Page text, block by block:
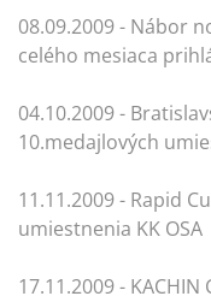
08.09.2009 - Nábor
celého mesiaca
04.10.2009 -
10.medajlových
11.11.2009 - Rapid
umiestnenia KK OSA
17.11.2009 - KACHIN